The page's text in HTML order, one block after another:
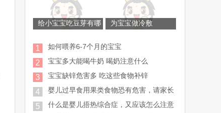
给小宝宝吃豆芽有哪 为宝宝做冷敷
1 如何喂养6-7个月的宝宝
2 宝宝多大能喝牛奶 喝奶注意什么
3 宝宝缺锌危害多 吃这些食物补锌
4 婴儿过早食用果类食物恐有危害，请家长
5 什么是婴儿捂热综合症，又应该怎么注意